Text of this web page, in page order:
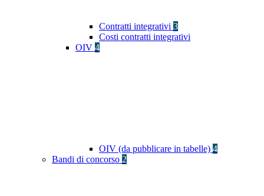
Contratti integrativi 3
Costi contratti integrativi
OIV 4
OIV (da pubblicare in tabelle) 4
Bandi di concorso 2